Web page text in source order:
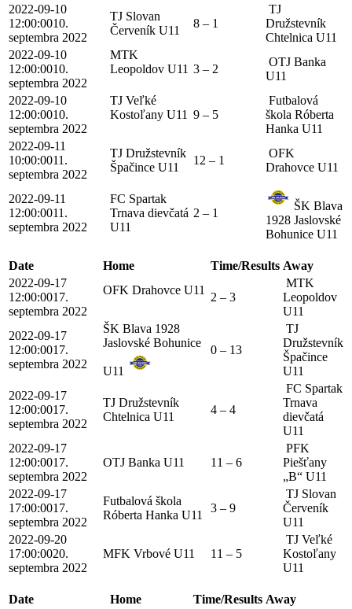
2022-09-10
12:00:0010.
septembra 2022
TJ Slovan
Červeník U11
8 – 1
TJ
Družstevník
Chtelnica U11
2022-09-10
12:00:0010.
septembra 2022
MTK
Leopoldov U11 3 – 2
OTJ Banka
U11
2022-09-10
12:00:0010.
septembra 2022
TJ Veľké
Kostoľany U11 9 – 5
Futbalová
škola Róberta
Hanka U11
2022-09-11
10:00:0011.
septembra 2022
TJ Družstevník
Špačince U11
12 – 1
OFK
Drahovce U11
2022-09-11
12:00:0011.
septembra 2022
FC Spartak
Trnava dievčatá
U11
2 – 1
ŠK Blava
1928 Jaslovské
Bohunice U11
Date Home Time/Results Away
2022-09-17
12:00:0017.
septembra 2022
OFK Drahovce U11
2 – 3
MTK
Leopoldov
U11
2022-09-17
12:00:0017.
septembra 2022
ŠK Blava 1928
Jaslovské Bohunice
U11
0 – 13
TJ
Družstevník
Špačince
U11
2022-09-17
12:00:0017.
septembra 2022
TJ Družstevník
Chtelnica U11
4 – 4
FC Spartak
Trnava
dievčatá
U11
2022-09-17
12:00:0017.
septembra 2022
OTJ Banka U11 11 – 6
PFK
Piešťany
„B“ U11
2022-09-17
17:00:0017.
septembra 2022
Futbalová škola
Róberta Hanka U11
3 – 9
TJ Slovan
Červeník
U11
2022-09-20
17:00:0020.
septembra 2022
MFK Vrbové U11 11 – 5
TJ Veľké
Kostoľany
U11
Date Home Time/Results Away